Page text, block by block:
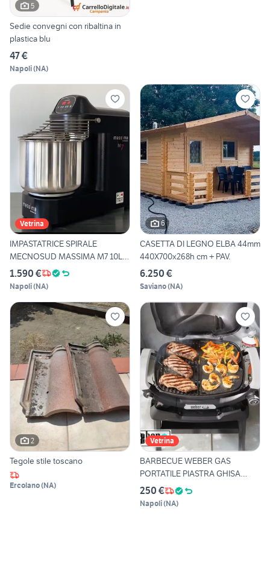
5
Sedie convegni con ribaltina in
plastica blu
47 €
Napoli(NA)
Vetrina
IMPASTATRICE SPIRALE
MECNOSUD MASSIMA M7 10LT
7KG
1.590 €
Napoli(NA)
6
CASETTA DI LEGNO ELBA 44mm
440X700x268h cm + PAV.
6.250 €
Saviano(NA)
2
Tegole stile toscano
Ercolano(NA)
Vetrina
BARBECUE WEBER GAS
PORTATILE PIASTRA GHISA
Q1100N
250 €
Napoli(NA)